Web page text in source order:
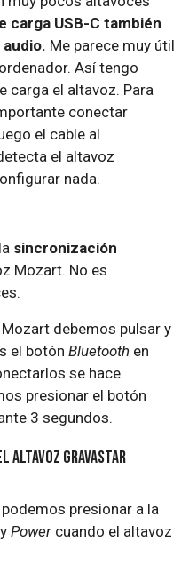
carga USB-C también
Me parece muy útil
Así tengo
carga el altavoz. Para
conectar
el cable al
el altavoz
nada.
sincronización
Mozart. No es
debemos pulsar y
el botón Bluetooth en
se hace
presionar el botón
3 segundos.
altavoz GravaStar
presionar a la
y Power cuando el altavoz